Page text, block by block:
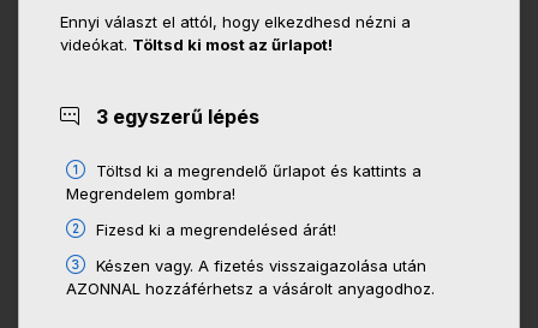
Ennyi választ el attól, hogy elkezdhesd nézni a
videókat. Töltsd ki most az űrlapot!
3 egyszerű lépés
Töltsd ki a megrendelő űrlapot és kattints a
Megrendelem gombra!
Fizesd ki a megrendelésed árát!
Készen vagy. A fizetés visszaigazolása után
AZONNAL hozzáférhetsz a vásárolt anyagodhoz.